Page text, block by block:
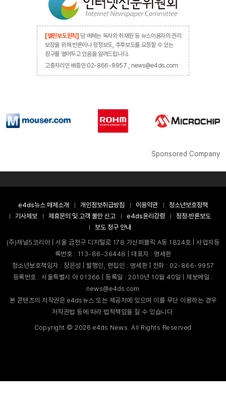
[열린보도원칙] 당 매체는 독자와 취재원 등 뉴스이용자의 권리
보장을 위해 반론이나 정정보도, 추후보도를 요청할 수 있는
창구를 열어두고 있음을 알려드립니다.
고충처리인 배종인 02-866-9957 , news@e4ds.com
Sponsored Company
e4ds뉴스 매체소개 개인정보취급방침 이용약관
청소년보호정책
기사제보
제휴문의 및 고객 불만 신고 e4ds윤리강령
정정·반론보도
보도 청구 안내
(주)채널5코리아 | 서울 금천구 디지털로 178 가산퍼블릭 A동 1824호 | 사업자등
록번호 : 113-86-36448 | 대표자 : 명세환
청소년보호책임자 : 장은성 | 발행인, 편집인 : 명세환 | 전화 : 02-866-9957
등록번호 : 서울특별시 아 01366 | 등록일 : 2010년 10월 40일 | 제보메일 :
news@e4ds.com
본 콘텐츠의 저작권은 e4ds뉴스 또는 제공처에 있으며 이를 무단 이용하는 경우
저작권법 등에 따라 법적책임을 질 수 있습니다.
Copyright ©2026 e4ds News. All Rights Reserved